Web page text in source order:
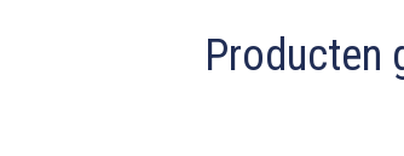
Producten